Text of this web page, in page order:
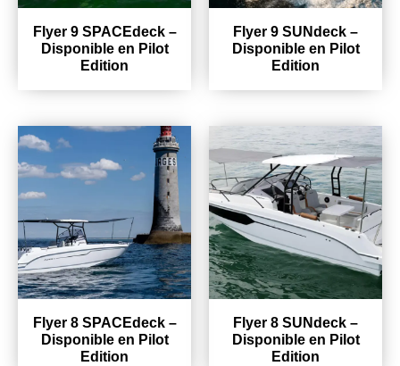
Flyer 9 SPACEdeck –
Disponible en Pilot
Edition
Flyer 9 SUNdeck –
Disponible en Pilot
Edition
Flyer 8 SPACEdeck –
Disponible en Pilot
Edition
Flyer 8 SUNdeck –
Disponible en Pilot
Edition